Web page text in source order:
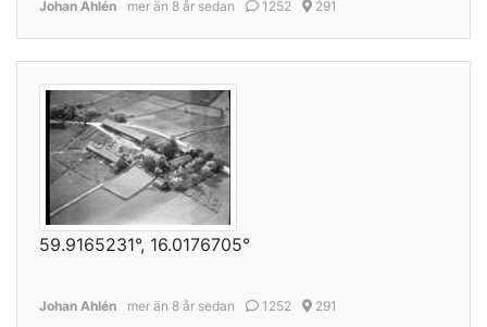
Johan Ahlén mer än 8 år sedan 1252 291
59.9165231°, 16.0176705°
Johan Ahlén mer än 8 år sedan 1252 291